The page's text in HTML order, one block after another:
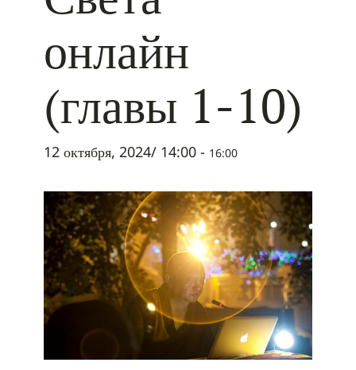
онлайн
(главы 1-10)
12 октября, 2024/ 14:00 - 16:00